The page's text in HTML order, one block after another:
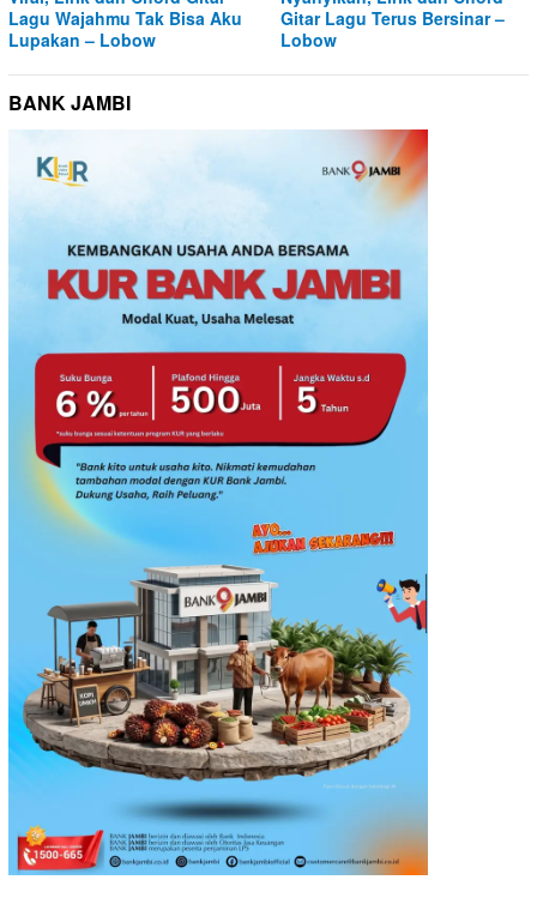
Lagu Wajahmu Tak Bisa Aku
Lupakan – Lobow
Gitar Lagu Terus Bersinar –
Lobow
BANK JAMBI